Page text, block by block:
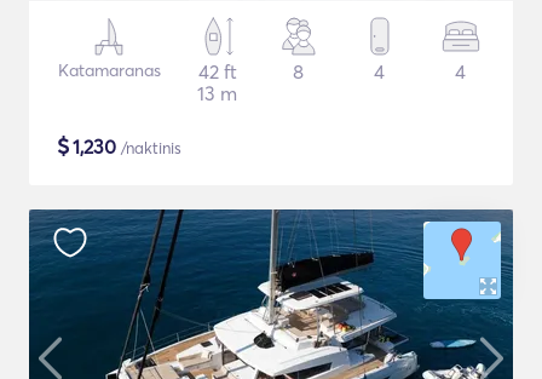
Katamaranas
42 ft
13 m
8 4 4
$1,230 /naktinis